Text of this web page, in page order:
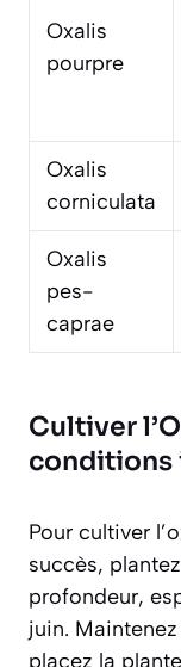
Oxalis
pourpre
Oxalis
corniculata
Oxalis
pes-
caprae
Cultiver
conditions
Pour cultiver
succès,
profondeur,
juin.
placez la